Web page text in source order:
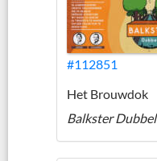
#112851
Het Brouwdok
Balkster Dubbel